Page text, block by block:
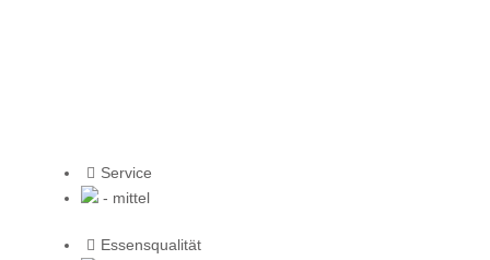
Service
- mittel
Essensqualität